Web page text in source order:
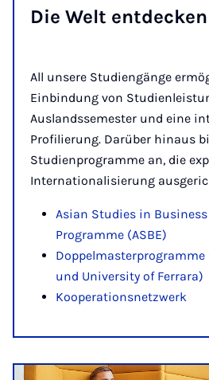
Die Welt ent­de­cken
All unsere Studiengänge
Einbindung von
Auslandssemester und eine
Profilierung. Darüber hinaus
Studienprogramme an, die
Internationalisierung
Asian Studies in
Programme (ASBE)
und University of Ferrara)
Kooperationsnetzwerk